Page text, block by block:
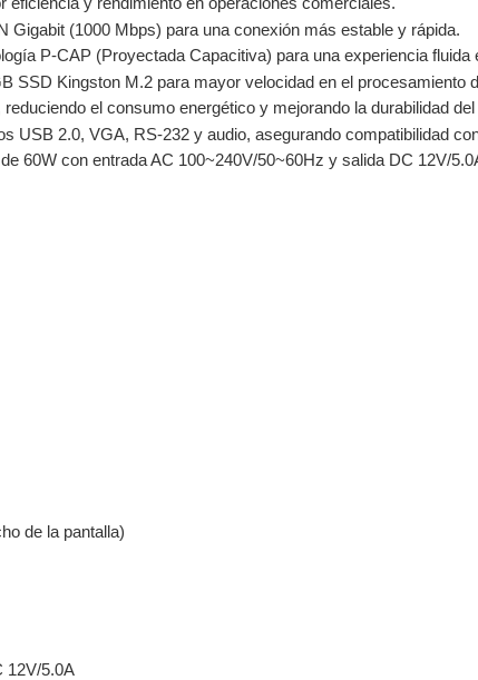
Gigabit (1000 Mbps) para una conexión más estable y rápida.
P-CAP (Proyectada Capacitiva) para una experiencia fluida
SSD Kingston M.2 para mayor velocidad en el procesamiento
el consumo energético y mejorando la durabilidad del
USB 2.0, VGA, RS-232 y audio, asegurando compatibilidad
60W con entrada AC 100~240V/50~60Hz y salida DC 12V/
de la pantalla)
12V/5.0A